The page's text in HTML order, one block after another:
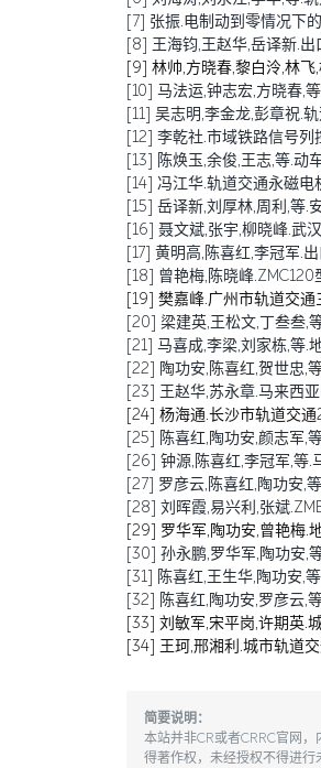
[7] 张振.电制动到零情况下
[8] 王海钧,王赵华,岳译新.
[9] 林帅,方晓春,黎白泠,林
[10] 马法运,钟志宏,方晓春,
[11] 吴志明,李金龙,彭章祝.
[12] 李乾社.市域铁路信号
[13] 陈焕玉,余俊,王志,等.
[14] 冯江华.轨道交通永磁
[15] 岳译新,刘厚林,周利,等
[16] 聂文斌,张宇,柳晓峰.武
[17] 黄明高,陈喜红,李冠军.
[18] 曾艳梅,陈晓峰
[19] 樊嘉峰.广州市轨道交
[20] 梁建英,王松文,丁叁叁,
[21] 马喜成,李梁,刘家栋,等
[22] 陶功安,陈喜红,贺世忠,
[23] 王赵华,苏永章.马来西
[24] 杨海通.长沙市轨道交
[25] 陈喜红,陶功安,颜志军
[26] 钟源,陈喜红,李冠军,等
[27] 罗彦云,陈喜红,陶功安,
[28] 刘晖霞,易兴利,张斌
[29] 罗华军,陶功安,曾艳梅.
[30] 孙永鹏,罗华军,陶功安,
[31] 陈喜红,王生华,陶功安,
[32] 陈喜红,陶功安,罗彦云,
[33] 刘敏军,宋平岗,许期英.
[34] 王珂,邢湘利.城市轨道
简要说明：
本站并非CR或者CRRC官网
得著作权，未经授权不得进行